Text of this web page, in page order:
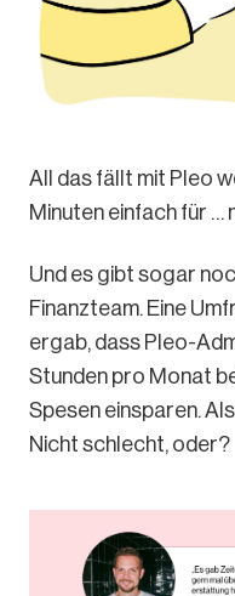
All das fällt mit Pleo
Minuten einfach für …
Und es gibt sogar
Finanzteam. Eine
ergab, dass Pleo-
Stunden pro Monat
Spesen einsparen.
Nicht schlecht, oder?